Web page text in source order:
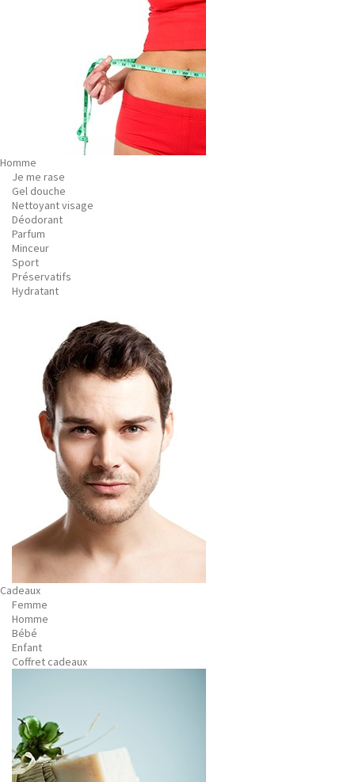
Homme
Je me rase
Gel douche
Nettoyant visage
Déodorant
Parfum
Minceur
Sport
Préservatifs
Hydratant
Cadeaux
Femme
Homme
Bébé
Enfant
Coffret cadeaux